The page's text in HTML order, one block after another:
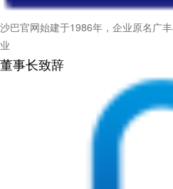
沙巴官网始建于1986年，企业原名广
业
董事长致辞